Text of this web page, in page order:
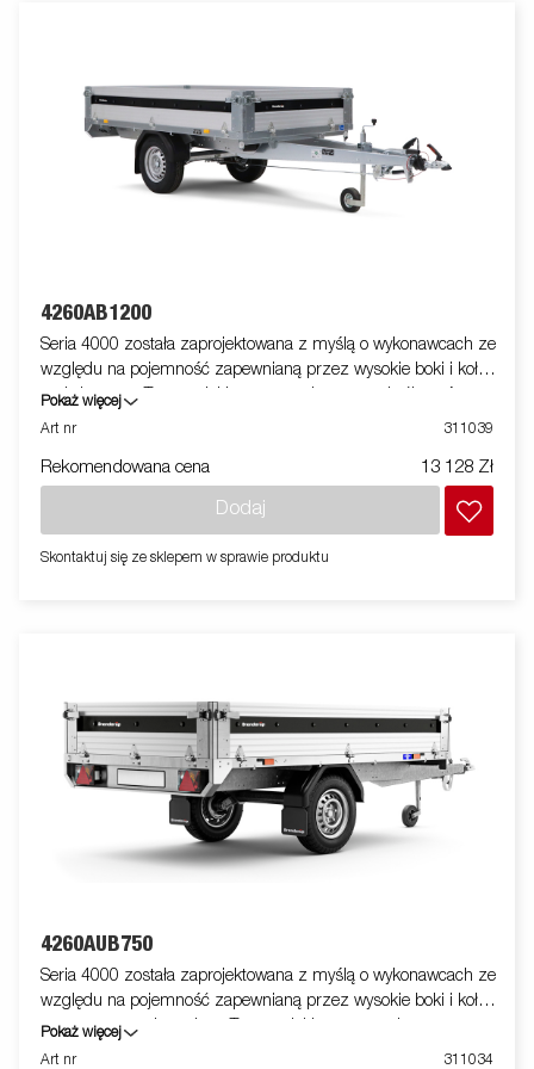
4260AB1200
Seria 4000 została zaprojektowana z myślą o wykonawcach ze
względu na pojemność zapewnianą przez wysokie boki i koła
podwieszane. Ten model jest wyposażony w podwójną oś.
Wzmocniony stalowy profil wokół skrzyni chroni skrzynię
mocowania umieszczone na stalowym profilu zapewniają łatwy
są stalowe i składane. Dostępny jest szeroki program
przedstawiać wyposażenie opcjonalne.
Pokaż więcej
Art nr
311039
Rekomendowana cena 13 128 Zł
Dodaj
Skontaktuj się ze sklepem w sprawie produktu
4260AUB750
Seria 4000 została zaprojektowana z myślą o wykonawcach ze
względu na pojemność zapewnianą przez wysokie boki i koła
montowane pod spodem. Ten model jest wyposażony w
pojedynczą oś. Wzmocniony stalowy profil wokół skrzyni
Pokaż więcej
Art nr
311034